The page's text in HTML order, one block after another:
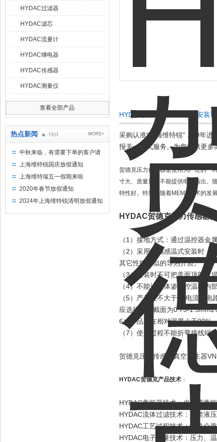
HYDAC过滤器
HYDAC滤芯
HYDAC流量计
HYDAC继电器
HYDAC传感器
HYDAC测量仪
查看全部产品
热点新闻 Hot MORE+
中秋来临，有需要下单的客户请
提前下单
上海维特锐国庆放假通知
上海维特瑞五一假期来啦
2020年春节放假通知
2024年上海维特锐清明放假通知
HYDAC贺德克压力传感器安装
采购认准“上海维特锐"，19年
报关一站式服务。为您提供更多
贺德克压力传感器是使用为广泛的一
寸大、质量重，不能提供电学输出。
特性好。特别是随着MEMS技术的发
HYDAC贺德克压力传感器
（1）接地方式：通过温控器金
（2）采用接触感温式安装时
其它性能类似的导热介质。
（3）安装时不可把盖面顶部压
（4）不能让液体渗入控温器内
（5）产品在不大于5A电流的
应选择铜芯截面为0.75-1.5mm2
6）产品应在相对湿度小于90%
（7）使用过程不能折弯接线端
贺德克压力传感器真空发生器
HYDAC贺德克产品技术 ：
HYDAC蓄能器技术：皮囊式蓄
HYDAC流体过滤技术：各类液
HYDAC工艺过程技术：特殊介
HYDAC电子测量技术：压力、